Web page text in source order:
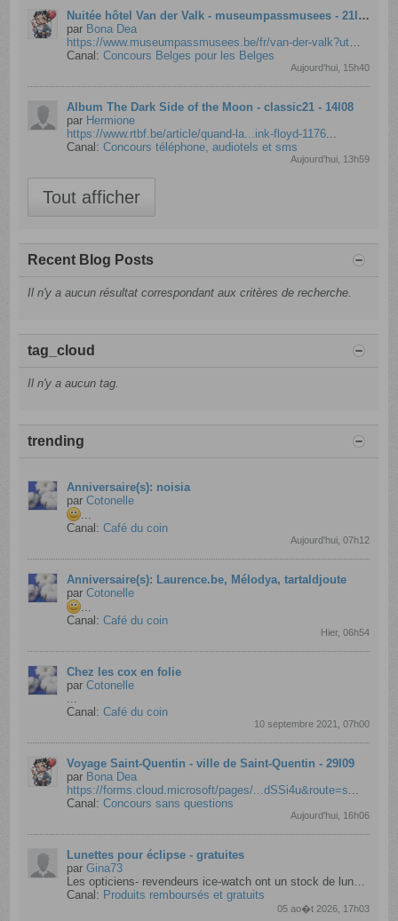
Nuitée hôtel Van der Valk - museumpassmusees - 21l08
par Bona Dea
Canal:Concours Belges pour les Belges
Aujourd'hui, 15h40
Album The Dark Side of the Moon - classic21 - 14l08
par Hermione
https://www.rtbf.be/article/quand-la...ink-floyd-1176
Canal:Concours téléphone, audiotels et sms
Aujourd'hui, 13h59
Tout afficher
Recent Blog Posts
Il n'y a aucun résultat correspondant aux critères de recherche.
tag_cloud
Il n'y a aucun tag.
trending
Anniversaire(s): noisia
parCotonelle
Canal:Café du coin
Aujourd'hui, 07h12
Anniversaire(s): Laurence.be, Mélodya, tartaldjoute
parCotonelle
Canal:Café du coin
Hier, 06h54
Chez les cox en folie
parCotonelle
Canal:Café du coin
10 septembre 2021, 07h00
Voyage Saint-Quentin - ville de Saint-Quentin - 29l09
par Bona Dea
https://forms.cloud.microsoft/pages/...dSSi4u&route=s
Canal:Concours sans questions
Aujourd'hui, 16h06
Lunettes pour éclipse - gratuites
parGina73
Canal: Produits remboursés et gratuits
05 ao�t 2026, 17h03